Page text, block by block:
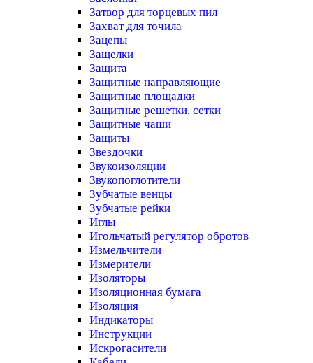
Затвор для торцевых пил
Захват для точила
Зацепы
Защелки
Защита
Защитные направляющие
Защитные площадки
Защитные решетки, сетки
Защитные чаши
Защиты
Звездочки
Звукоизоляции
Звукопоглотители
Зубчатые венцы
Зубчатые рейки
Иглы
Игольчатый регулятор обротов
Измельчители
Измерители
Изоляторы
Изоляционная бумага
Изоляция
Индикаторы
Инструкции
Искрогасители